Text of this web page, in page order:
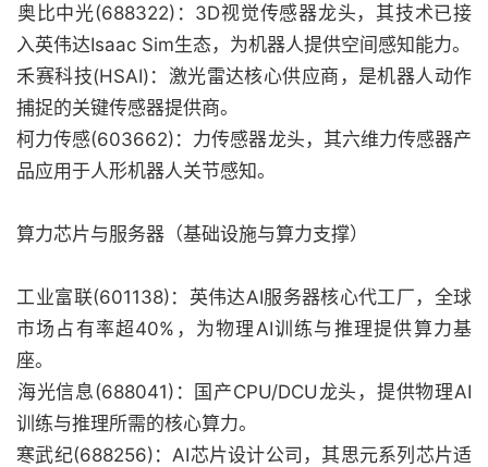
‌奥比中光(688322)‌：3D视觉传感器龙头，其技术已接
入英伟达Isaac Sim生态，为机器人提供空间感知能力。
‌禾赛科技(HSAI)‌：激光雷达核心供应商，是机器人动作
捕捉的关键传感器提供商。
‌柯力传感(603662)‌：力传感器龙头，其六维力传感器产
品应用于人形机器人关节感知。‌‌
‌算力芯片与服务器（基础设施与算力支撑）‌
‌工业富联(601138)‌：英伟达AI服务器核心代工厂，全球
市场占有率超40%，为物理AI训练与推理提供算力基
座。
‌海光信息(688041)‌：国产CPU/DCU龙头，提供物理AI
训练与推理所需的核心算力。
‌寒武纪(688256)‌：AI芯片设计公司，其思元系列芯片适